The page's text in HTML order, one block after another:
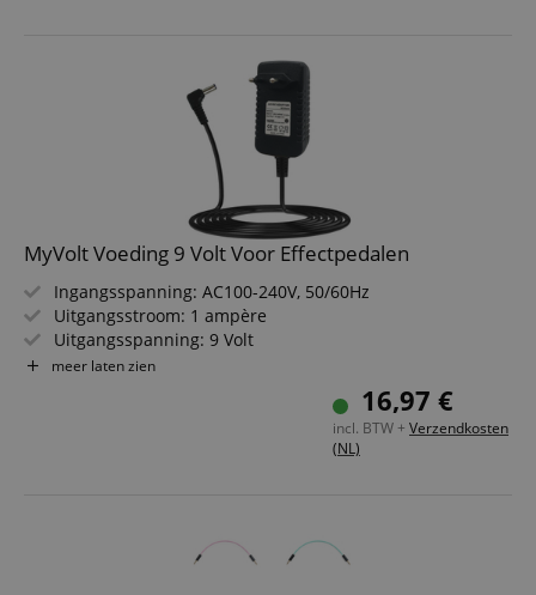
MyVolt Voeding 9 Volt Voor Effectpedalen
Ingangsspanning: AC100-240V, 50/60Hz
Uitgangsstroom: 1 ampère
Uitgangsspanning: 9 Volt
Polariteit: Center negative
meer laten zien
16,97 €
incl. BTW + Verzendkosten
(NL)